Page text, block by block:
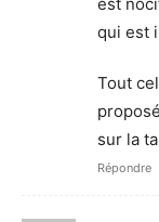
qui est
Tout
sur la
Répondre